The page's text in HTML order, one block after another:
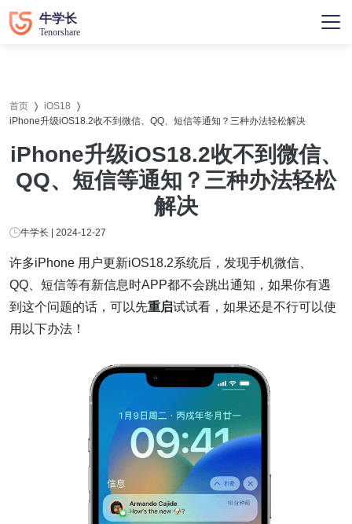
首页
iOS18
iPhone升级iOS18.2收不到微信、QQ、短信等通知？三种办法轻松解决
iPhone升级iOS18.2收不到微信、
QQ、短信等通知？三种办法轻松
解决
牛学长 | 2024-12-27
许多iPhone 用户更新iOS18.2系统后，发现手机微信、
QQ、短信等有新信息时APP都不会跳出通知，如果你有遇
到这个问题的话，可以先重启试试看，如果还是不行可以使
用以下办法！